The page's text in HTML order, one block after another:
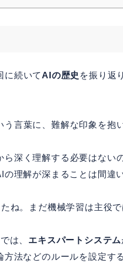
に続いてAIの歴史 を振り返
言葉に、難解な印象を抱
深く理解する必要はない
理解が深まることは間違
ね。まだ機械学習は主役で
は、 エキスパートシステム
方法などのルールを設定す